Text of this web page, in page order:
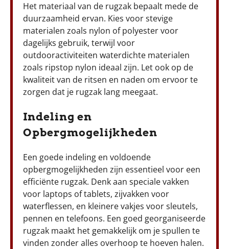
Het materiaal van de rugzak bepaalt mede de
duurzaamheid ervan. Kies voor stevige
materialen zoals nylon of polyester voor
dagelijks gebruik, terwijl voor
outdooractiviteiten waterdichte materialen
zoals ripstop nylon ideaal zijn. Let ook op de
kwaliteit van de ritsen en naden om ervoor te
zorgen dat je rugzak lang meegaat.
Indeling en
Opbergmogelijkheden
Een goede indeling en voldoende
opbergmogelijkheden zijn essentieel voor een
efficiënte rugzak. Denk aan speciale vakken
voor laptops of tablets, zijvakken voor
waterflessen, en kleinere vakjes voor sleutels,
pennen en telefoons. Een goed georganiseerde
rugzak maakt het gemakkelijk om je spullen te
vinden zonder alles overhoop te hoeven halen.